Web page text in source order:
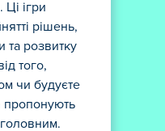
Ці ігри
рішень,
та розвитку
того,
чи будуєте
пропонують
головним.